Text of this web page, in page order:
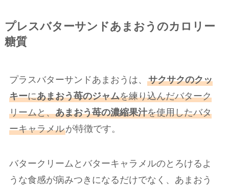
プレスバターサンドあまおうのカロリー
糖質
プラスバターサンドあまおうは、 サクサクのクッ
キーにあまおう苺のジャムを練り込んだバターク
リームと、あまおう苺の濃縮果汁を使用したバタ
ーキャラメルが特徴です。
バタークリームとバターキャラメルのとろけるよ
うな食感が病みつきになるだけでなく、あまおう